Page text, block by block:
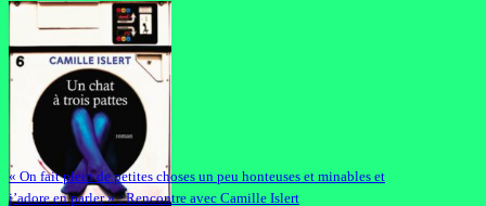
« On fait plein de petites choses un peu honteuses et minables et
j’adore en parler » : Rencontre avec Camille Islert